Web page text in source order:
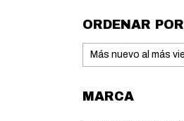
ORDENAR POR
MARCA